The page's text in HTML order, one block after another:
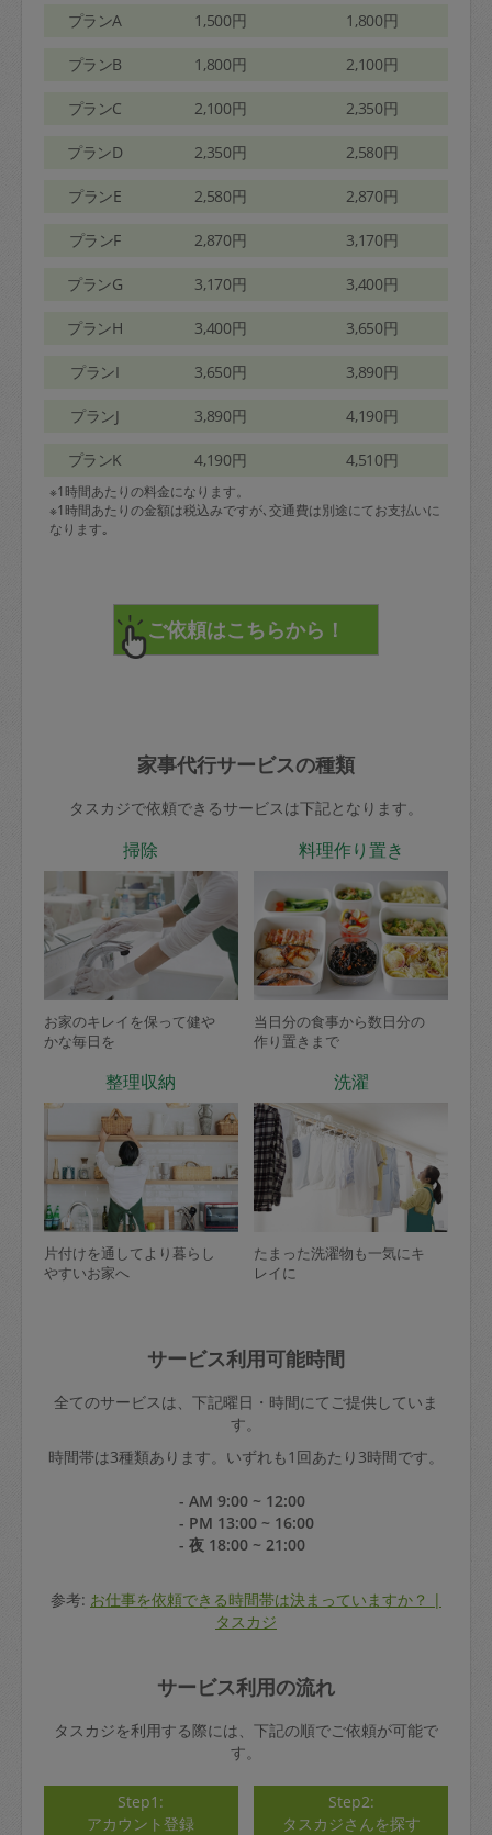
プランA 1,500円 1,800円
プランB 1,800円 2,100円
プランC 2,100円 2,350円
プランD 2,350円 2,580円
プランE 2,580円 2,870円
プランF 2,870円 3,170円
プランG 3,170円 3,400円
プランH 3,400円 3,650円
プランI 3,650円 3,890円
プランJ 3,890円 4,190円
プランK 4,190円 4,510円
※1時間あたりの料金になります。
※1時間あたりの金額は税込みですが､交通費は別途にてお支払いに
なります｡
家事代行サービスの種類
タスカジで依頼できるサービスは下記となります。
掃除
お家のキレイを保って健や
かな毎日を
料理作り置き
当日分の食事から数日分の
作り置きまで
整理収納
片付けを通してより暮らし
やすいお家へ
洗濯
たまった洗濯物も一気にキ
レイに
サービス利用可能時間
全てのサービスは、下記曜日・時間にてご提供していま
す。
時間帯は3種類あります。いずれも1回あたり3時間です。
- AM 9:00 ~ 12:00
- PM 13:00 ~ 16:00
- 夜 18:00 ~ 21:00
参考: お仕事を依頼できる時間帯は決まっていますか？ |
タスカジ
サービス利用の流れ
タスカジを利用する際には、下記の順でご依頼が可能で
す。
Step1:
アカウント登録
Step2:
タスカジさんを探す